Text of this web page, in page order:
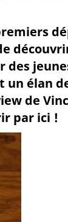
des
un élan
de
par ici !